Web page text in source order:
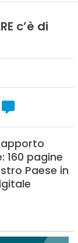
c’è di
160 pagine
Paese in